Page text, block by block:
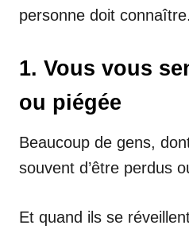
personne doit connaître.
1. Vous vous
ou piégée
Beaucoup de gens,
souvent d’être perdus
Et quand ils se